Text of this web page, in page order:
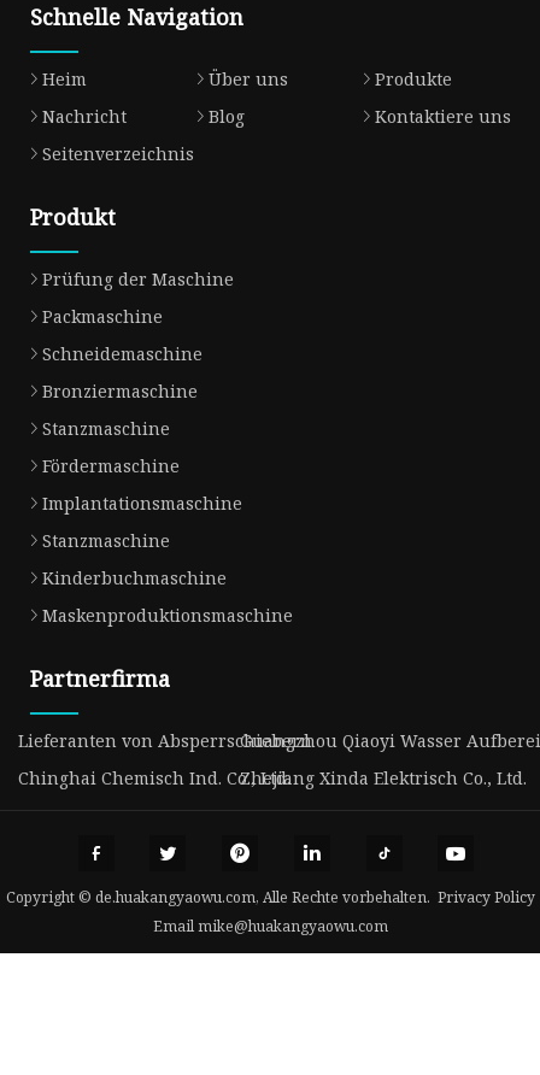
Schnelle Navigation
Heim Über uns
Produkte
Nachricht
Blog
Kontaktiere uns
Seitenverzeichnis
Produkt
Prüfung der Maschine
Packmaschine
Schneidemaschine
Bronziermaschine
Stanzmaschine
Fördermaschine
Implantationsmaschine
Stanzmaschine
Kinderbuchmaschine
Maskenproduktionsmaschine
Partnerfirma
Lieferanten von AbsperrschiebernGuangzhou Qiaoyi Wasser
Chinghai Chemisch Ind. Co., Ltd.Zhejiang Xinda Elektrisch Co., Ltd.
Copyright © de.huakangyaowu.com, Alle Rechte vorbehalten. Privacy Policy
Emailmike@huakangyaowu.com